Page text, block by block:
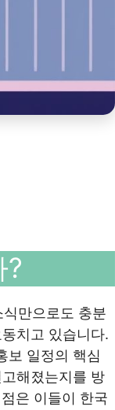
만으로도 충분
치고 있습니다.
보 일정의 핵심
해졌는지를 방
은 이들이 한국